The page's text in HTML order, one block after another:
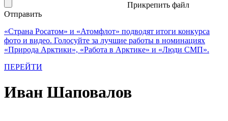
Прикрепить файл
Отправить
«Страна Росатом» и «Атомфлот» подводят итоги конкурса
фото и видео. Голосуйте за лучшие работы в номинациях
«Природа Арктики», «Работа в Арктике» и «Люди СМП».
ПЕРЕЙТИ
Иван Шаповалов